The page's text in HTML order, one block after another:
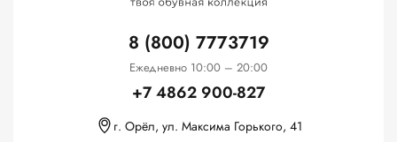
8 (800) 7773719
Ежедневно 10:00 – 20:00
+7 4862 900-827
г. Орёл, ул. Максима Горького, 41